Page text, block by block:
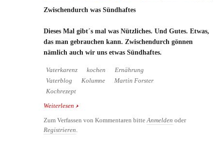
Zwischendurch was Sündhaftes
Dieses Mal gibt´s mal was Nützliches. Und Gutes. Etwas,
das man gebrauchen kann. Zwischendurch gönnen
nämlich auch wir uns etwas Sündhaftes.
Vaterkarenz kochen
Ernährung
Vaterblog
Kolumne
Martin Forster
Kochrezept
Weiterlesen über Zwischendurch was Sündhaftes
Zum Verfassen von Kommentaren bitte Anmelden oder
Registrieren